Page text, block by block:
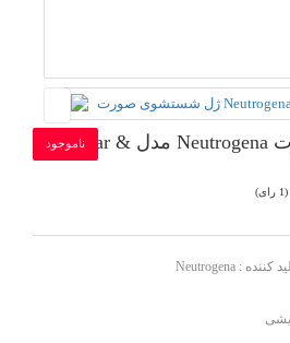
ژل شستشوی صورت Neutrogena مدل Clear &ناموجود
کننده : Neutrogena